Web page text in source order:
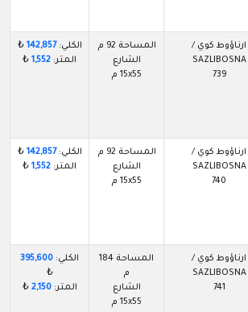
ارناؤوط كوي /
SAZLIBOSNA
739
المساحة 92 م
الشارع
15x55 م
الكلي:142,857
₺
المتر: 1,552
₺
ارناؤوط كوي /
SAZLIBOSNA
740
المساحة 92 م
الشارع
15x55 م
الكلي:142,857
₺
المتر: 1,552
₺
ارناؤوط كوي /
SAZLIBOSNA
741
المساحة 184
م
الشارع
15x55 م
الكلي: 395,600
₺
المتر:2,150
₺